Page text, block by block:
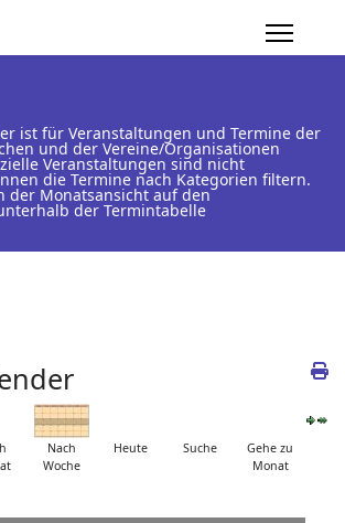
ist für Veranstaltungen und Termine der
und der Vereine/Organisationen
Veranstaltungen sind nicht
die Termine nach Kategorien filtern.
der Monatsansicht auf den
der Termintabelle
Nach
Woche
Heute Suche
Gehe zu
Monat